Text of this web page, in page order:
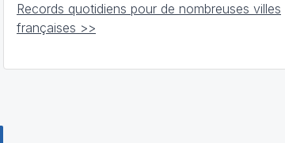
Records quotidiens pour de nombreuses villes
françaises >>